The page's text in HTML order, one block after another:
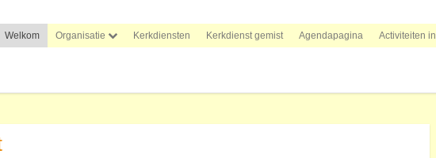
Welkom Organisatie Kerkdiensten Kerkdienst gemist Agendapagina Activiteiten